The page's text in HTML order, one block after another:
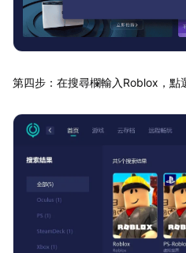
第四步：在搜尋欄輸入Roblox，點